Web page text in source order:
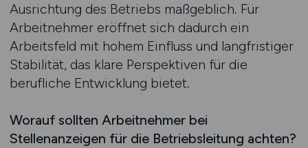
Ausrichtung des Betriebs maßgeblich. Für
Arbeitnehmer eröffnet sich dadurch ein
Arbeitsfeld mit hohem Einfluss und langfristiger
Stabilität, das klare Perspektiven für die
berufliche Entwicklung bietet.
Worauf sollten Arbeitnehmer bei
Stellenanzeigen für die Betriebsleitung achten?